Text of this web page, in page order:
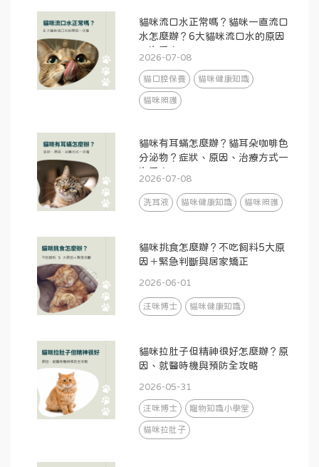
貓咪流口水正常嗎？貓咪一直流口
水怎麼辦？6大貓咪流口水的原因
一次看！
2026-07-08
貓口腔保養 貓咪健康知識
貓咪照護
貓咪有耳蟎怎麼辦？貓耳朵咖啡色
分泌物？症狀、原因、治療方式一
次看！
2026-07-08
洗耳液 貓咪健康知識 貓咪照護
貓咪挑食怎麼辦？不吃飼料5大原
因＋緊急判斷與居家矯正
2026-06-01
汪咪博士 貓咪健康知識
貓咪拉肚子但精神很好怎麼辦？原
因、就醫時機與預防全攻略
2026-05-31
汪咪博士 寵物知識小學堂
貓咪拉肚子